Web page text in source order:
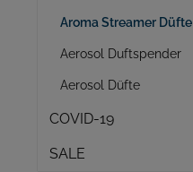
Aroma Streamer Düfte
Aerosol Duftspender
Aerosol Düfte
COVID-19
SALE